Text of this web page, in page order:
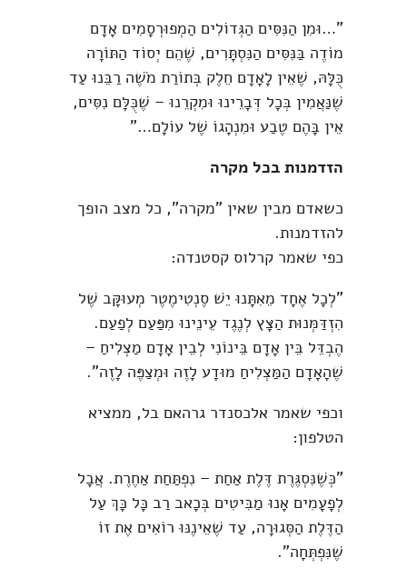
"…וּמִן הַנִּסִּים הַגְּדוֹלִים הַמְפוּרְסָמִים אָדָם
מוֹדֶה בַּנִּסִּים הַנִּסְתָּרִים, שֶׁהֵם יְסוֹד הַתּוֹרָה
כֻּלָּהּ, שֶׁאֵין לָאָדָם חֵלֶק בְּתוֹרַת מֹשֶׁה רַבֵּנוּ עַד
שֶׁנַּאֲמִין בְּכָל דְּבָרֵינוּ וּמִקְרֵנוּ – שֶׁכֻּלָּם נִסִּים,
אֵין בָּהֶם טֶבַע וּמִנְהָגוֹ שֶׁל עוֹלָם…"
הזדמנות בכל מקרה
כשאדם מבין שאין "מקרה", כל מצב הופך
להזדמנות.
כפי שאמר קרלוס קסטנדה:
"לְכָל אֶחָד מֵאִתָּנוּ יֵשׁ סֶנְטִימֶטֶר מְעוּקָּב שֶׁל
הִזְדַּמְּנוּת הַצָּץ לְנֶגֶד עֵינֵינוּ מִפַּעַם לְפַעַם.
הֶבְדֵּל בֵּין אָדָם בֵּינוֹנִי לְבֵין אָדָם מַצְלִיחַ –
שֶׁהָאָדָם הַמַּצְלִיחַ מוּדָע לָזֶה וּמְצַפֶּה לָזֶה".
וכפי שאמר אלכסנדר גרהאם בל, ממציא
הטלפון:
"כְּשֶׁנִּסְגֶּרֶת דֶּלֶת אַחַת – נִפְתַּחַת אַחֶרֶת. אֲבָל
לְפָעָמִים אָנוּ מַבִּיטִים בְּכָאב רַב כָּל כָּךְ עַל
הַדֶּלֶת הַסְּגוּרָה, עַד שֶׁאֵינֶנּוּ רוֹאִים אֶת זוֹ
שֶׁנִּפְתְּחָה".